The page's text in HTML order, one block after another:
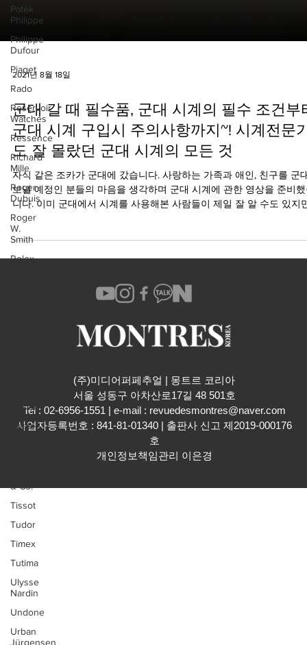
Patek
Philippe
Philippe
Dufour
Piaget
Rado
Reservoir
Watches
Ressence
Richard
Mille
Roger
Dubuis
Roger
W.
Smith
Rolex
Stowa
Swatch
& Co.
Tissot
Tudor
Timex
Tutima
Ulysse
Nardin
Undone
Urban
Jürgensen
군대 갈 때 필수품, 군대 시계의 필수 조건부
군대 시계 구입시 주의사항까지~! 시계전문
도 잘 몰랐던 군대 시계의 모든 것
자식 같은 조카가 군대에 갔습니다. 사랑하는 가족과 애인, 친구를 군
보낼 예정인 분들의 마음을 생각하며 군대 시계에 관한 영상을 준비
니다. 이미 군대에서 시계를 사용해본 사람들이 제일 잘 알 수도 있지
그래도 군대에 가기 전에 누구나...
(주)미디어퍼페추얼 | 몽트르 코리아
​서울 성동구 아차산로17길 48 501호
Tel : 02-6956-1551 | e-mail : revuedesmontres@naver.com
사업자등록번호 : 841-81-01340 | 출판사 신고 제2019-000176
호